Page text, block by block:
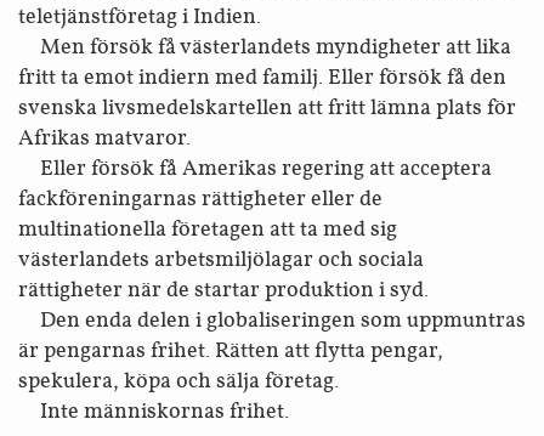
teletjänstföretag i Indien.
Men försök få västerlandets myndigheter att lika
fritt ta emot indiern med familj. Eller försök få den
svenska livsmedelskartellen att fritt lämna plats för
Afrikas matvaror.
Eller försök få Amerikas regering att acceptera
fackföreningarnas rättigheter eller de
multinationella företagen att ta med sig
västerlandets arbetsmiljölagar och sociala
rättigheter när de startar produktion i syd.
Den enda delen i globaliseringen som uppmuntras
är pengarnas frihet. Rätten att flytta pengar,
spekulera, köpa och sälja företag.
Inte människornas frihet.